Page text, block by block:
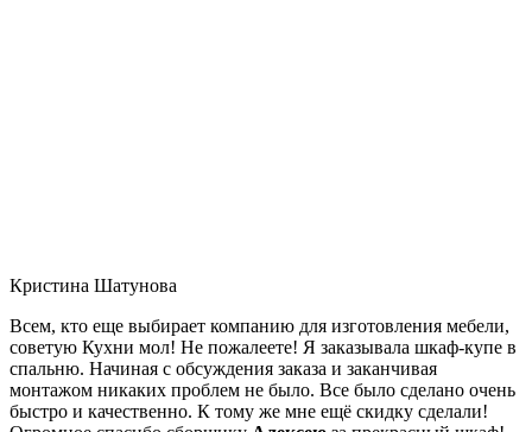
Кристина Шатунова
Всем, кто еще выбирает компанию для изготовления мебели,
советую Кухни мол! Не пожалеете! Я заказывала шкаф-купе в
спальню. Начиная с обсуждения заказа и заканчивая
монтажом никаких проблем не было. Все было сделано очень
быстро и качественно. К тому же мне ещё скидку сделали!